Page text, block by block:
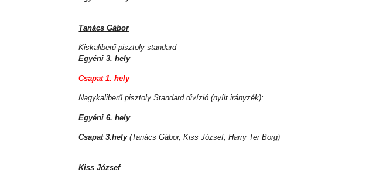
Tanács Gábor
Kiskaliberű pisztoly standard
Egyéni 3. hely
Csapat 1. hely
Nagykaliberű pisztoly Standard divízió (nyílt irányzék):
Egyéni 6. hely
Csapat 3.hely(Tanács Gábor, Kiss József, Harry Ter Borg)
Kiss József